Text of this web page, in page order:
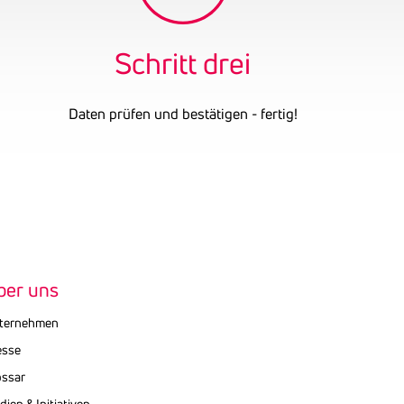
Schritt drei
Daten prüfen und bestätigen - fertig!
uns